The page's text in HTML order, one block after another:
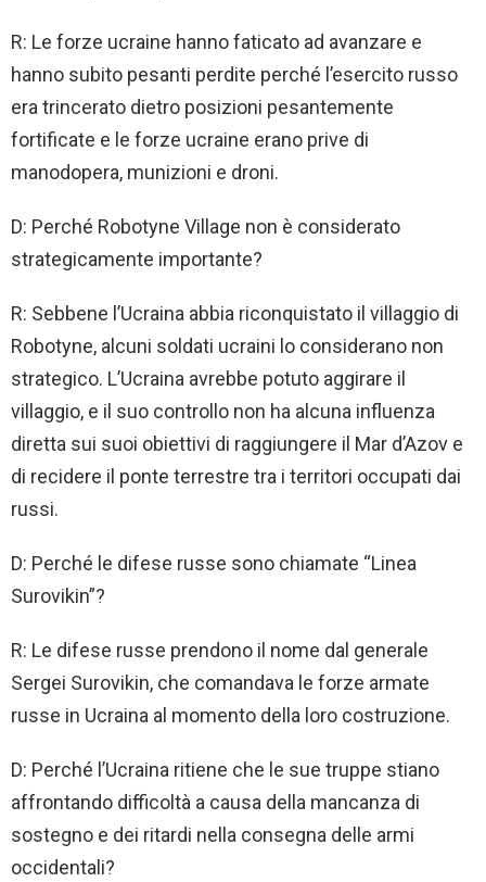
R: Le forze ucraine hanno faticato ad avanzare e
hanno subito pesanti perdite perché l’esercito russo
era trincerato dietro posizioni pesantemente
fortificate e le forze ucraine erano prive di
manodopera, munizioni e droni.
D: Perché Robotyne Village non è considerato
strategicamente importante?
R: Sebbene l’Ucraina abbia riconquistato il villaggio di
Robotyne, alcuni soldati ucraini lo considerano non
strategico. L’Ucraina avrebbe potuto aggirare il
villaggio, e il suo controllo non ha alcuna influenza
diretta sui suoi obiettivi di raggiungere il Mar d’Azov e
di recidere il ponte terrestre tra i territori occupati dai
russi.
D: Perché le difese russe sono chiamate “Linea
Surovikin”?
R: Le difese russe prendono il nome dal generale
Sergei Surovikin, che comandava le forze armate
russe in Ucraina al momento della loro costruzione.
D: Perché l’Ucraina ritiene che le sue truppe stiano
affrontando difficoltà a causa della mancanza di
sostegno e dei ritardi nella consegna delle armi
occidentali?